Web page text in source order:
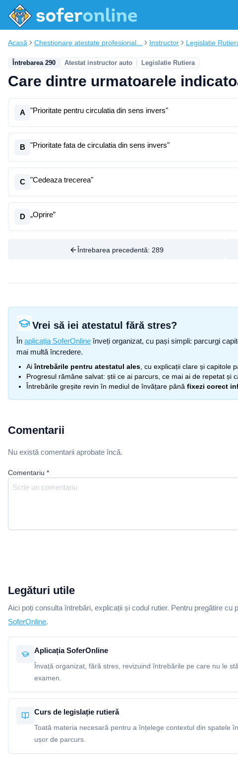
Acasă Chestionare atestate profesional... Instructor Legislatie
Întrebarea 290 Atestat instructor auto Legislatie Rutiera
Care dintre urmatoarele
A "Prioritate pentru circulatia din sens invers"
B "Prioritate fata de circulatia din sens invers"
C "Cedeaza trecerea"
D „Oprire”
Întrebarea precedentă: 289
Vrei să iei atestatul fără stres?
În aplicația SoferOnline înveți organizat, cu pași simpli: parcurgi
mai multă încredere.
Aiîntrebările pentru atestatul ales , cu explicații clare și capitole
Progresul rămâne salvat: știi ce ai parcurs, ce mai ai de repetat și
Întrebările greșite revin în mediul de învățare până fixezi corect
Comentarii
Nu există comentarii aprobate încă.
Comentariu *
Legături utile
Aici poți consulta întrebări, explicații și codul rutier. Pentru pregătire cu
SoferOnline.
Aplicația SoferOnline
Învață organizat, fără stres, revizuind întrebările pe care nu le
examen.
Curs de legislație rutieră
Toată materia necesară pentru a înțelege contextul din spatele
ușor de parcurs.